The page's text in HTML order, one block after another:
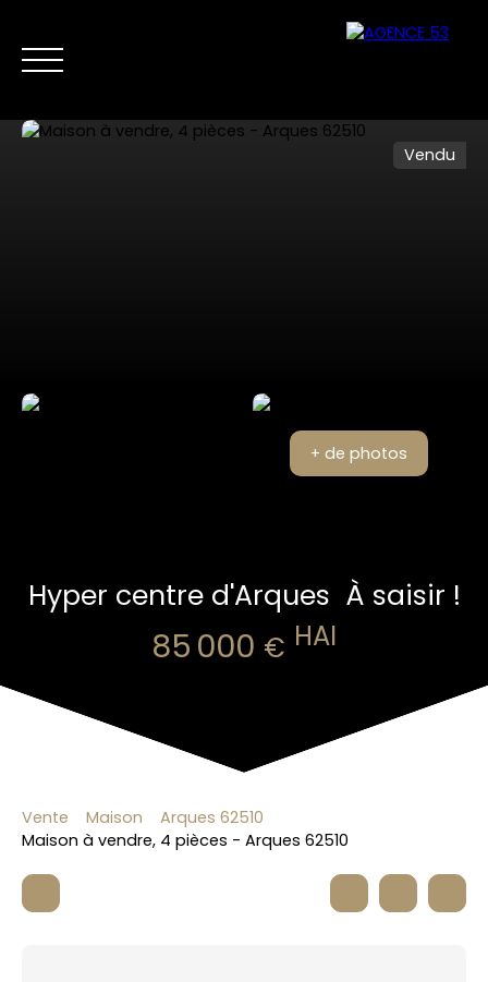
Vendu
+ de photos
Hyper centre d'Arques  À saisir !
85 000 € HAI
Vente Maison
Arques 62510
Maison à vendre, 4 pièces - Arques 62510